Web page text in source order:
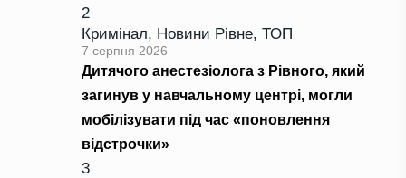
2
Кримінал, Новини Рівне, ТОП
7 серпня 2026
Дитячого анестезіолога з Рівного, який
загинув у навчальному центрі, могли
мобілізувати під час «поновлення
відстрочки»
3